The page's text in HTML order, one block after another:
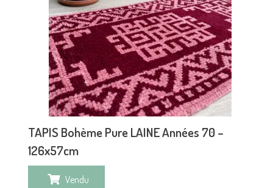
TAPIS Bohème Pure LAINE Années 70 –
126x57cm
Vendu